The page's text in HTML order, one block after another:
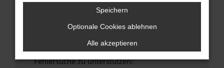
Wende dich an den Webseitenbetreiber.
Wenn du alle oben genannten Schritte versucht
hast, kontaktiere uns bitte. Wir werden
versuchen, das Problem zu beheben. Du kannst
uns diesen Text schicken, um uns bei der
Fehlersuche zu unterstützen:
Speichern
Optionale Cookies ablehnen
Alle akzeptieren